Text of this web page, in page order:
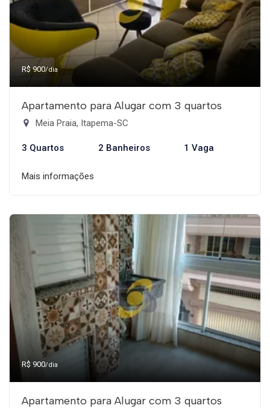
R$ 900/dia
Apartamento para Alugar com 3 quartos
Meia Praia, Itapema-SC
3 Quartos 2 Banheiros 1 Vaga
Mais informações
R$ 900/dia
Apartamento para Alugar com 3 quartos